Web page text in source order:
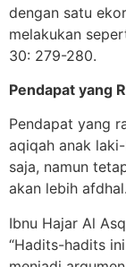
dengan satu
melakukan
30: 279-280.
Pendapat yang
Pendapat yang
aqiqah anak
saja, namun
akan lebih afdhal.
Ibnu Hajar Al
“Hadits-hadits